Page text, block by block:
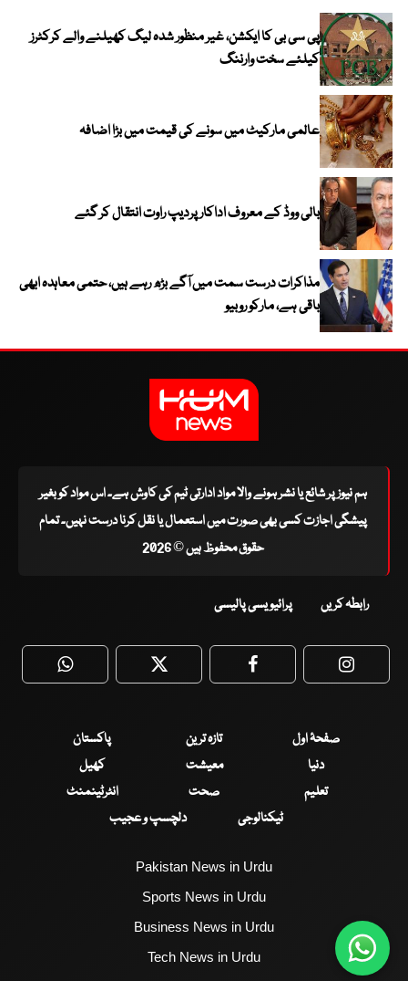
پی سی بی کا ایکشن، غیر منظور شدہ لیگ کھیلنے والے کرکٹرز
کیلئے سخت وارننگ
عالمی مارکیٹ میں سونے کی قیمت میں بڑا اضافہ
بالی ووڈ کے معروف اداکار پردیپ راوت انتقال کر گئے
مذاکرات درست سمت میں آگے بڑھ رہے ہیں، حتمی معاہدہ ابھی
باقی ہے، مارکو روبیو
ہم نیوز پر شائع یا نشر ہونے والا مواد ادارتی ٹیم کی کاوش ہے۔ اس مواد کو بغیر
پیشگی اجازت کسی بھی صورت میں استعمال یا نقل کرنا درست نہیں۔ تمام
حقوق محفوظ ہیں © 2026
رابطہ کریں پرائیویسی پالیسی
WhatsApp Twitter Facebook
صفحۂ اول تازہ ترین
پاکستان
دنیا
معیشت
کھیل
تعلیم
صحت
انٹرٹینمنٹ
ٹیکنالوجی
دلچسپ و عجیب
Pakistan News in Urdu
Sports News in Urdu
Business News in Urdu
Tech News in Urdu